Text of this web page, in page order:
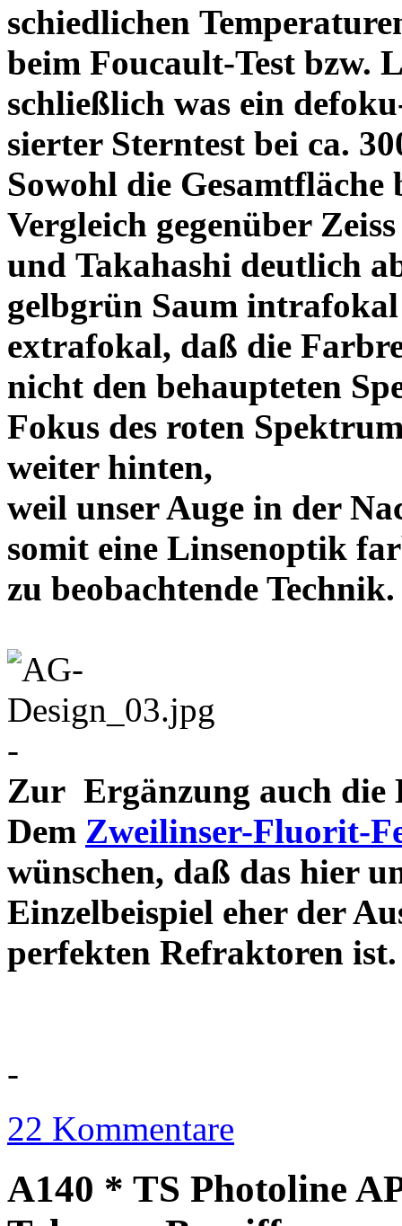
schiedlichen
beim Foucault-Test bzw.
schließlich was ein
sierter Sterntest bei ca.
Sowohl die
Vergleich gegenüber Zeiss
und Takahashi deutlich
gelbgrün Saum
extrafokal, daß die
nicht den behaupteten
Fokus des roten
weiter hinten,
weil unser Auge in der
somit eine Linsenoptik
zu beobachtende
-
Zur Ergänzung auch die
Dem Zweilinser-Fluorit-
wünschen, daß das hier
Einzelbeispiel eher der
perfekten
-
22 Kommentare
A140 * TS Photoline